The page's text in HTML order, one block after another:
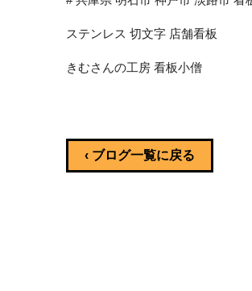
ステンレス 切文字 店舗看板
きむさんの工房 看板小僧
‹ ブログ一覧に戻る